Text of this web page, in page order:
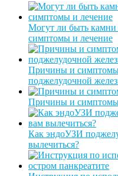
Могут ли быть камни
симптомы и лечение
Причины и симптомы
поджелудочной
Причины и симптомы
Как эндоУЗИ
вылечиться?